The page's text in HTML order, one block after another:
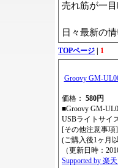
売れ筋が一目
日々最新の
TOPページ
1
Groovy GM-
価格： 580円
■Groovy GM-
USBライトサイ
[その他注意事項
(ご購入後1ヶ月
（更新日時：
Supported by 楽